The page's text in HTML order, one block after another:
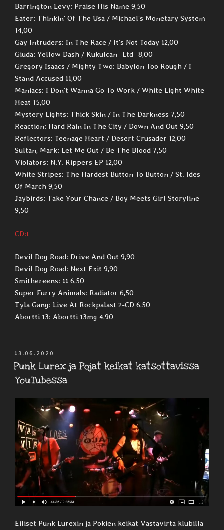
Barrington Levy: Praise His Name 9,50
Eater: Thinkin’ Of The Usa / Michael’s Monetary System
14,00
Gay Intruders: In The Race / It’s Not Today 12,00
Giuda: Yellow Dash / Kukulcan -Ltd- 8,00
Gregory Isaacs / Mighty Two: Babylon Too Rough / I
Stand Accused 11,00
Maniacs: I Don’t Wanna Go To Work / White Light White
Heat 15,00
Mystery Lights: Thick Skin / In The Darkness 7,50
Reaction: Hard Rain In The City / Down And Out 9,50
Reflectors: Teenage Heart / Desert Crusader 12,00
Sultan, Mark: Let Me Out / Be The Blood 7,50
Violators: N.Y. Rippers EP 12,00
White Stripes: The Hardest Button To Button / St. Ides
Of March 9,50
Jaybirds: Take Your Chance / Boy Meets Girl Storyline
9,50
CD:t
Devil Dog Road: Drive And Out 9,90
Devil Dog Road: Next Exit 9,90
Smithereens: 11 6,50
Super Furry Animals: Radiator 6,50
Tyla Gang: Live At Rockpalast 2-CD 6,50
Abortti 13: Abortti 13mg 4,90
JULKAISTU
13.06.2020
Punk Lurex ja Pojat keikat katsottavissa
YouTubessa
Eiliset Punk Lurexin ja Pokien keikat Vastavirta klubilla